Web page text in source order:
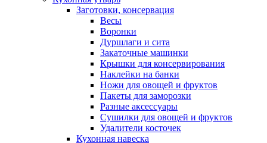
Заготовки, консервация
Весы
Воронки
Дуршлаги и сита
Закаточные машинки
Крышки для консервирования
Наклейки на банки
Ножи для овощей и фруктов
Пакеты для заморозки
Разные аксессуары
Сушилки для овощей и фруктов
Удалители косточек
Кухонная навеска